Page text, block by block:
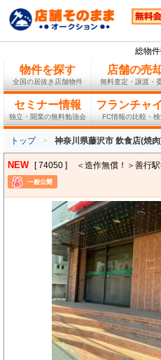
総物
物件を探す
全国の居抜き店舗物件
店舗の売
無料査定・譲渡・
セミナー情報
独立・開業の無料勉強会
フランチャ
FC情報の比較・
トップ 神奈川県藤沢市 飲食店(焼
NEW [ 74050 ] ＜造作無償！＞善行